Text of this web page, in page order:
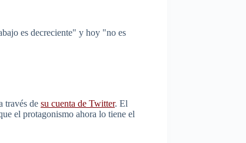
es decreciente" y hoy "no es
través de su cuenta de Twitter. El
el protagonismo ahora lo tiene el